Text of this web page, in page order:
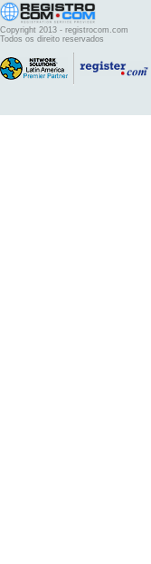
Copyright 2013 - registrocom.com
Todos os direito reservados